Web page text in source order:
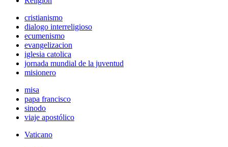
cristianismo
dialogo interreligioso
ecumenismo
evangelizacion
iglesia catolica
jornada mundial de la juventud
misionero
misa
papa francisco
sinodo
viaje apostólico
Vaticano